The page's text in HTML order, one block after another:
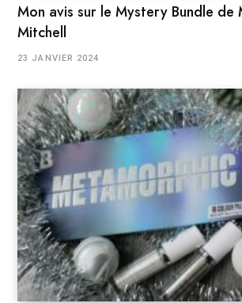
Mon avis sur le Mystery Bundle de
Mitchell
23 JANVIER 2024